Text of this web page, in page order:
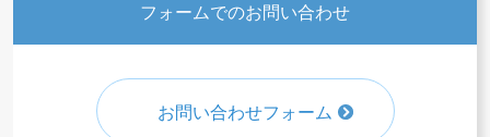
フォームでのお問い合わせ
お問い合わせフォーム